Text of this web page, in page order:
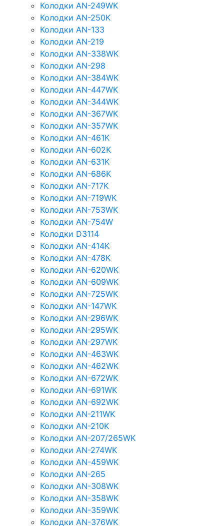
Колодки AN-249WK
Колодки AN-250K
Колодки AN-133
Колодки AN-219
Колодки AN-338WK
Колодки AN-298
Колодки AN-384WK
Колодки AN-447WK
Колодки AN-344WK
Колодки AN-367WK
Колодки AN-357WK
Колодки AN-461K
Колодки AN-602K
Колодки AN-631K
Колодки AN-686K
Колодки AN-717K
Колодки AN-719WK
Колодки AN-753WK
Колодки AN-754W
Колодки D3114
Колодки AN-414K
Колодки AN-478K
Колодки AN-620WK
Колодки AN-609WK
Колодки AN-725WK
Колодки AN-147WK
Колодки AN-296WK
Колодки AN-295WK
Колодки AN-297WK
Колодки AN-463WK
Колодки AN-462WK
Колодки AN-672WK
Колодки AN-691WK
Колодки AN-692WK
Колодки AN-211WK
Колодки AN-210K
Колодки AN-207/265WK
Колодки AN-274WK
Колодки AN-459WK
Колодки AN-265
Колодки AN-308WK
Колодки AN-358WK
Колодки AN-359WK
Колодки AN-376WK